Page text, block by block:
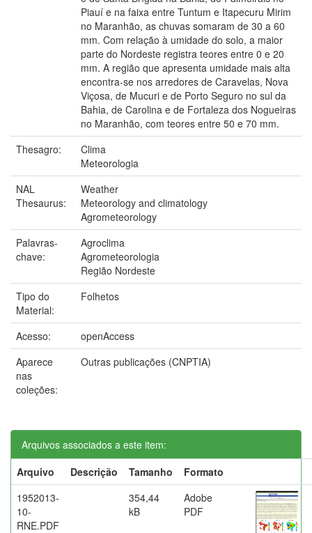
Piauí e na faixa entre Tuntum e Itapecuru Mirim
no Maranhão, as chuvas somaram de 30 a 60
mm. Com relação à umidade do solo, a maior
parte do Nordeste registra teores entre 0 e 20
mm. A região que apresenta umidade mais alta
encontra-se nos arredores de Caravelas, Nova
Viçosa, de Mucuri e de Porto Seguro no sul da
Bahia, de Carolina e de Fortaleza dos Nogueiras
no Maranhão, com teores entre 50 e 70 mm.
Thesagro:
Clima
Meteorologia
NAL
Thesaurus:
Weather
Meteorology and climatology
Agrometeorology
Palavras-
chave:
Agroclima
Agrometeorologia
Região Nordeste
Tipo do
Material:
Folhetos
Acesso:
openAccess
Aparece
nas
coleções:
Outras publicações (CNPTIA)
Arquivos associados a este item:
Arquivo
Descrição Tamanho
Formato
1952013-
10-
RNE.PDF
354,44
kB
Adobe
PDF